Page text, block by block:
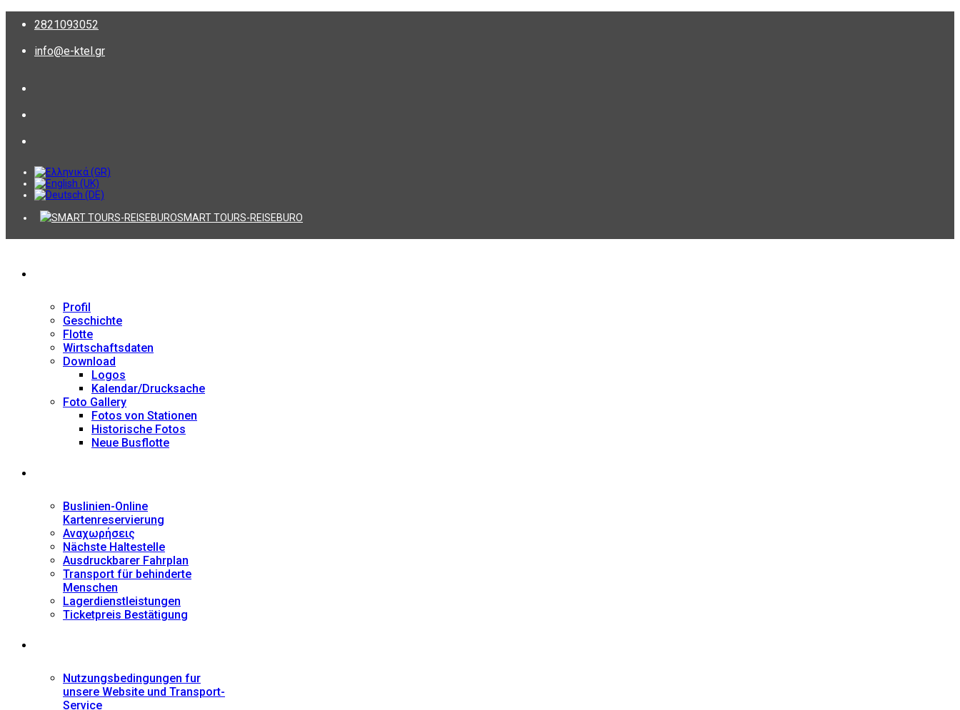
2821093052
info@e-ktel.gr
SMART TOURS-REISEBURO
Profil
Geschichte
Flotte
Wirtschaftsdaten
Download
Logos
Kalendar/Drucksache
Foto Gallery
Fotos von Stationen
Historische Fotos
Neue Busflotte
Buslinien-Online
Kartenreservierung
Αναχωρήσεις
Nächste Haltestelle
Αusdruckbarer Fahrplan
Transport für behinderte
Menschen
Lagerdienstleistungen
Ticketpreis Bestätigung
Nutzungsbedingungen fur
unsere Website und Transport-
Service